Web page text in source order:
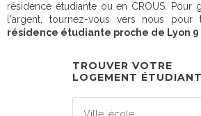
résidence étudiante ou en CROUS.
l'argent, tournez-vous vers nous
résidence étudiante proche de Lyon 9
TROUVER VOTRE
LOGEMENT